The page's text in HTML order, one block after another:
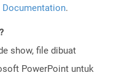
.
show, file dibuat
PowerPoint untuk